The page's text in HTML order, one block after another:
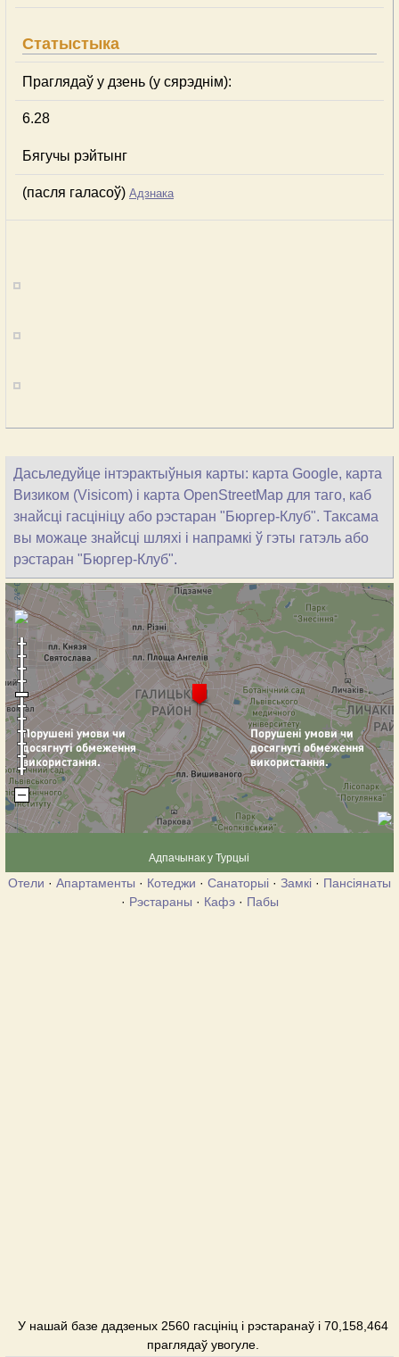
Статыстыка
Праглядаў у дзень (у сярэднім):
6.28
Бягучы рэйтынг
(пасля галасоў) Адзнака
Дасьледуйце інтэрактыўныя карты: карта Google, карта
Визиком (Visicom) і карта OpenStreetMap для таго, каб
знайсці гасцініцу або рэстаран "Бюргер-Клуб". Таксама
вы можаце знайсці шляхі і напрамкі ў гэты гатэль або
рэстаран "Бюргер-Клуб".
Адпачынак у Турцыі
Отели · Апартаменты · Котеджи · Санаторыі · Замкі · Пансіянаты
· Рэстараны · Кафэ· Пабы
У нашай базе дадзеных 2560 гасцініц і рэстаранаў і 70,158,464
праглядаў увогуле.